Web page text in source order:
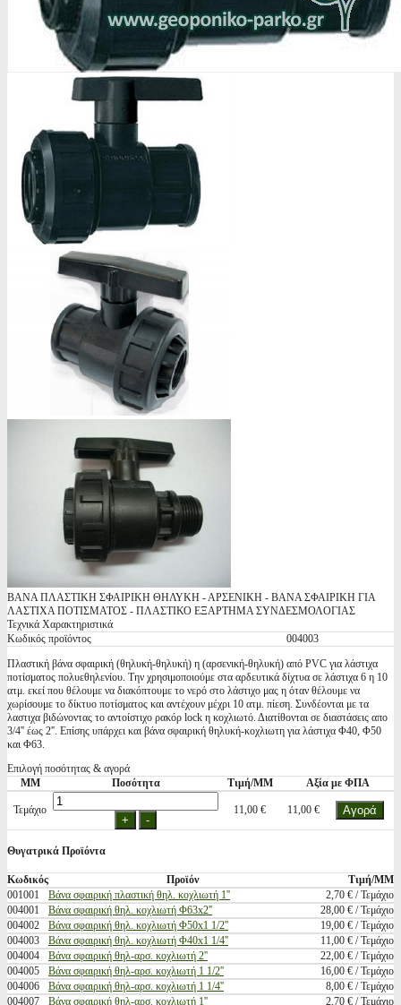
ΒΑΝΑ ΠΛΑΣΤΙΚΗ ΣΦΑΙΡΙΚΗ ΘΗΛΥΚΗ - ΑΡΣΕΝΙΚΗ - ΒΑΝΑ ΣΦΑΙΡΙΚΗ ΓΙΑ
ΛΑΣΤΙΧΑ ΠΟΤΙΣΜΑΤΟΣ - ΠΛΑΣΤΙΚΟ ΕΞΑΡΤΗΜΑ ΣΥΝΔΕΣΜΟΛΟΓΙΑΣ
Τεχνικά Χαρακτηριστικά
Κωδικός προϊόντος
004003
Πλαστική βάνα σφαιρική (θηλυκή-θηλυκή) η (αρσενική-θηλυκή) από PVC για λάστιχα
ποτίσματος πολυεθηλενίου. Την χρησιμοποιούμε στα αρδευτικά δίχτυα σε λάστιχα 6 η 10
ατμ. εκεί που θέλουμε να διακόπτουμε το νερό στο λάστιχο μας η όταν θέλουμε να
χωρίσουμε το δίκτυο ποτίσματος και αντέχουν μέχρι 10 ατμ. πίεση. Συνδέονται με τα
λαστιχα βιδώνοντας το αντοίστιχο ρακόρ lock η κοχλιωτό. Διατίθονται σε διαστάσεις απο
3/4'' έως 2''. Επίσης υπάρχει και βάνα σφαιρική θηλυκή-κοχλιωτη για λάστιχα Φ40, Φ50
και Φ63.
Επιλογή ποσότητας & αγορά
ΜΜ
Ποσότητα Τιμή/ΜΜ Αξία με ΦΠΑ
Τεμάχιο 11,00 € 11,00 €
Θυγατρικά Προϊόντα
Κωδικός Προϊόν
Τιμή/ΜΜ
001001
Βάνα σφαιρική πλαστική θηλ. κοχλιωτή 1''
2,70 € / Τεμάχιο
004001
Βάνα σφαιρική θηλ. κοχλιωτή Φ63x2''
28,00 € / Τεμάχιο
004002
Βάνα σφαιρική θηλ. κοχλιωτή Φ50x1 1/2''
19,00 € / Τεμάχιο
004003
Βάνα σφαιρική θηλ. κοχλιωτή Φ40x1 1/4''
11,00 € / Τεμάχιο
004004
Βάνα σφαιρική θηλ-αρσ. κοχλιωτή 2''
22,00 € / Τεμάχιο
004005
Βάνα σφαιρική θηλ-αρσ. κοχλιωτή 1 1/2''
16,00 € / Τεμάχιο
004006
Βάνα σφαιρική θηλ-αρσ. κοχλιωτή 1 1/4''
8,00 € / Τεμάχιο
004007
Βάνα σφαιρική θηλ-αρσ. κοχλιωτή 1'' 2,70 € / Τεμάχιο